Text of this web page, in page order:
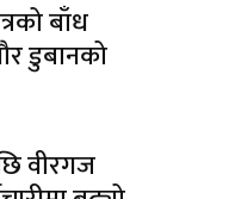
बाँध
डुबानको
वीरगज